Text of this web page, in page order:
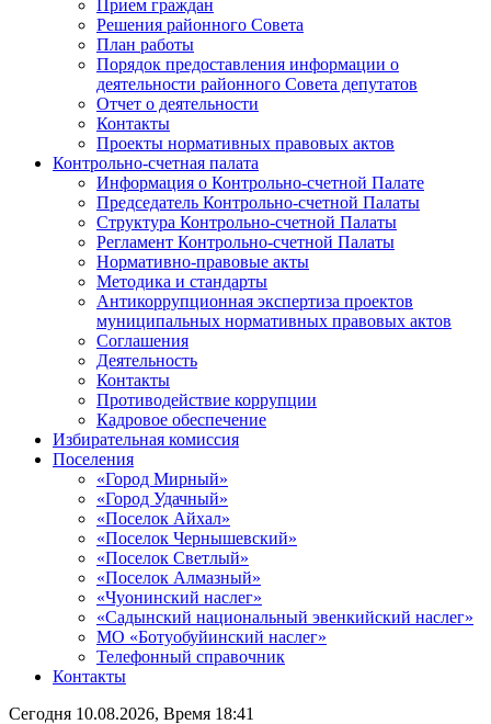
Прием граждан
Решения районного Совета
План работы
Порядок предоставления информации о
деятельности районного Совета депутатов
Отчет о деятельности
Контакты
Проекты нормативных правовых актов
Контрольно-счетная палата
Информация о Контрольно-счетной Палате
Председатель Контрольно-счетной Палаты
Структура Контрольно-счетной Палаты
Регламент Контрольно-счетной Палаты
Нормативно-правовые акты
Методика и стандарты
Антикоррупционная экспертиза проектов
муниципальных нормативных правовых актов
Соглашения
Деятельность
Контакты
Противодействие коррупции
Кадровое обеспечение
Избирательная комиссия
Поселения
«Город Мирный»
«Город Удачный»
«Поселок Айхал»
«Поселок Чернышевский»
«Поселок Светлый»
«Поселок Алмазный»
«Чуонинский наслег»
«Садынский национальный эвенкийский наслег»
МО «Ботуобуйинский наслег»
Телефонный справочник
Контакты
Сегодня 10.08.2026, Время 18:41